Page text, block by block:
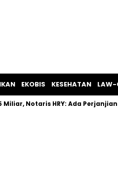
EKOBIS KESEHATAN LAW-
Miliar, Notaris HRY: Ada